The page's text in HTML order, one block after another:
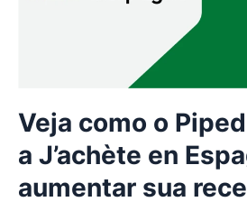
Veja como o
a J’achète en
aumentar sua